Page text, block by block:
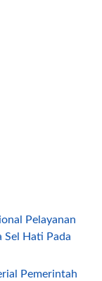
Pelayanan
Sel Hati Pada
Pemerintah